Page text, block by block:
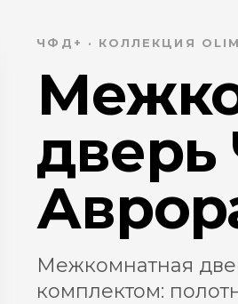
ЧФД+ · КОЛЛЕКЦИЯ
Межкомнатная
комплектом: